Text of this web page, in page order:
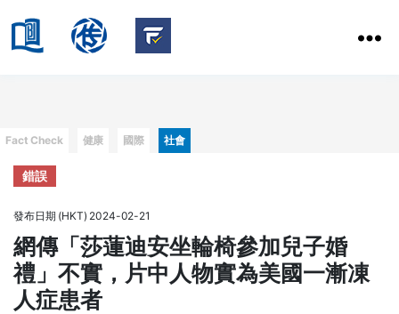
HKBU
of
Communication
Categories
Fact Check 健康 國際 社會
錯誤
發布日期 (HKT) 2024-02-21
網傳「莎蓮迪安坐輪椅參加兒子婚
禮」不實，片中人物實為美國一漸凍
人症患者